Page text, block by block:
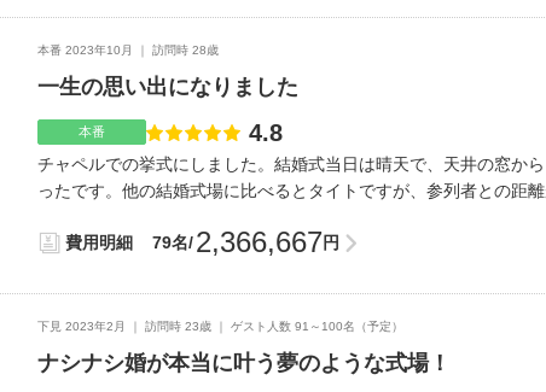
本番 2023年10月 訪問時 28歳
一生の思い出になりました
本番 点数
4.8
チャペルでの挙式にしました。結婚式当日は晴天で、天井の窓か
ったです。他の結婚式場に比べるとタイトですが、参列者との距
井も高いので圧迫感もなく、両サイドにプロジェクターがあるの
負担しました。その他タクシーの手配もお願いしたのでその分は
の感じにしたかったので値上がりしました。ですが、全て御祝儀
の結婚式だったので、ドレスはウエディングドレスの1着のみで安
ブートニア、プチギフトは持ち込みをしてプロフィールムービー
費用明細 79名/2,366,667円
下見 2023年2月 訪問時 23歳 ゲスト人数 91～100名 （予定）
ナシナシ婚が本当に叶う夢のような式場！